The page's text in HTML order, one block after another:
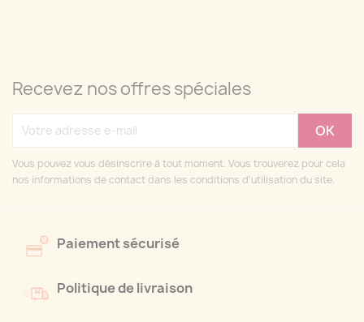
Recevez nos offres spéciales
Vous pouvez vous désinscrire à tout moment. Vous trouverez pour cela
nos informations de contact dans les conditions d'utilisation du site.
Paiement sécurisé
Politique de livraison